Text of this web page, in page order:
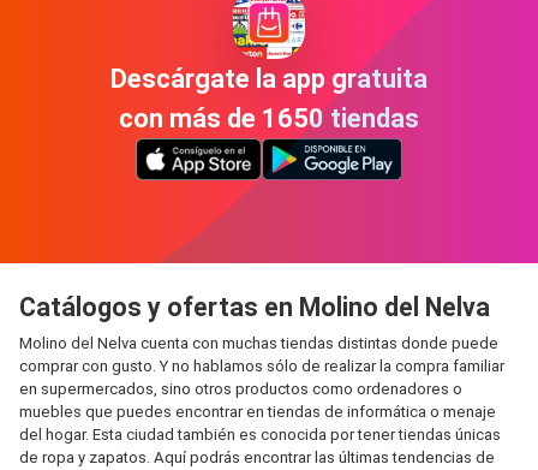
Descárgate la app gratuita
con más de 1650 tiendas
Catálogos y ofertas en Molino del Nelva
Molino del Nelva cuenta con muchas tiendas distintas donde puede
comprar con gusto. Y no hablamos sólo de realizar la compra familiar
en supermercados, sino otros productos como ordenadores o
muebles que puedes encontrar en tiendas de informática o menaje
del hogar. Esta ciudad también es conocida por tener tiendas únicas
de ropa y zapatos. Aquí podrás encontrar las últimas tendencias de